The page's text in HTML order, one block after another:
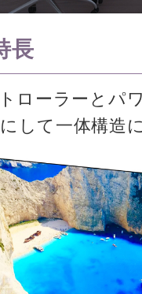
長
ローラーとパ
して一体構造